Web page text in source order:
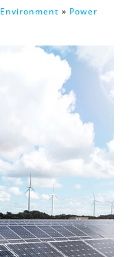
Environment » Power